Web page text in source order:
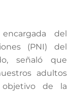
del
(PNI) del
señaló que
adultos
de la